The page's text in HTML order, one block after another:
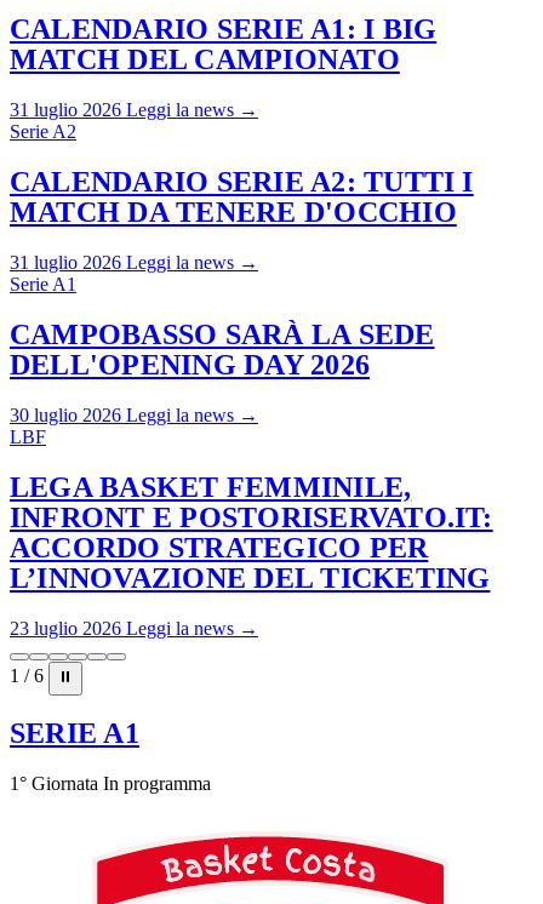
CALENDARIO SERIE A1: I BIG
MATCH DEL CAMPIONATO
31 luglio 2026 Leggi la news →
Serie A2
CALENDARIO SERIE A2: TUTTI I
MATCH DA TENERE D'OCCHIO
31 luglio 2026 Leggi la news →
Serie A1
CAMPOBASSO SARÀ LA SEDE
DELL'OPENING DAY 2026
30 luglio 2026 Leggi la news →
LBF
LEGA BASKET FEMMINILE,
INFRONT E POSTORISERVATO.IT:
ACCORDO STRATEGICO PER
L’INNOVAZIONE DEL TICKETING
23 luglio 2026 Leggi la news →
1 / 6 ⏸
SERIE A1
1° Giornata In programma